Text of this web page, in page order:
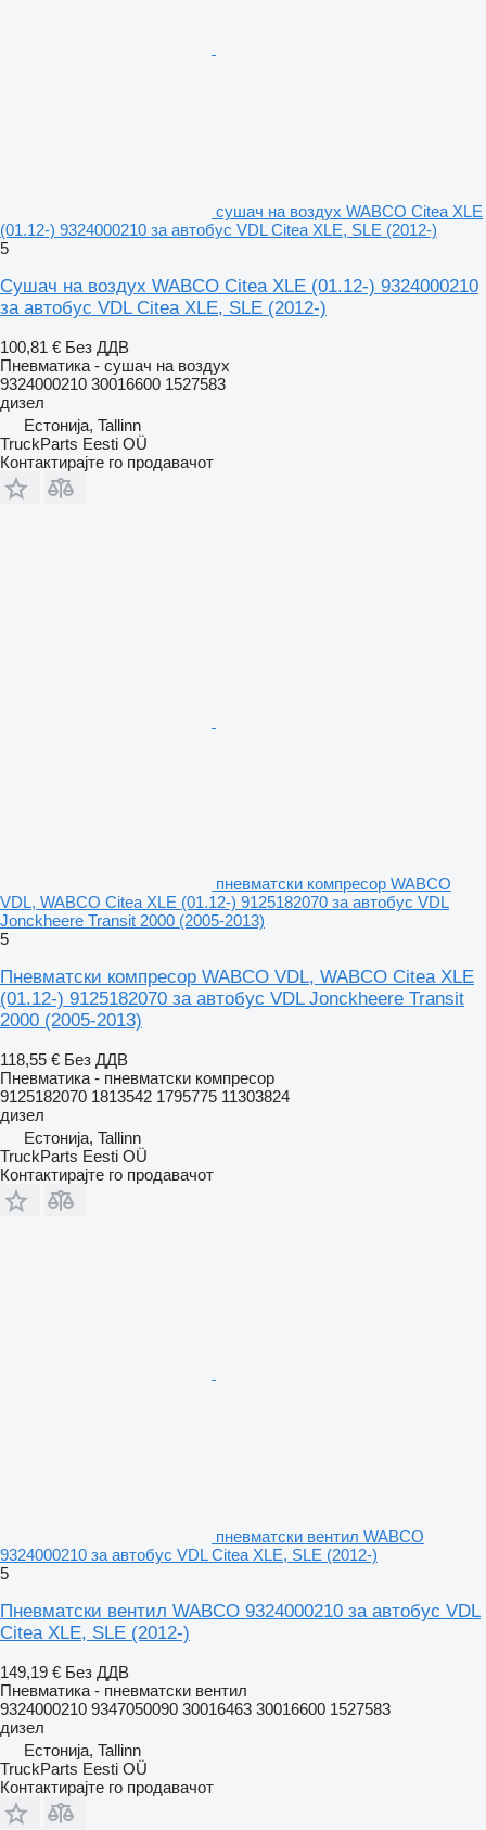
сушач на воздух WABCO Citea XLE
(01.12-) 9324000210 за автобус VDL Citea XLE, SLE (2012-)
5
Сушач на воздух WABCO Citea XLE (01.12-) 9324000210
за автобус VDL Citea XLE, SLE (2012-)
100,81 € Без ДДВ
Пневматика - сушач на воздух
9324000210 30016600 1527583
дизел
Естонија, Tallinn
TruckParts Eesti OÜ
Контактирајте го продавачот
пневматски компресор WABCO
VDL, WABCO Citea XLE (01.12-) 9125182070 за автобус VDL
Jonckheere Transit 2000 (2005-2013)
5
Пневматски компресор WABCO VDL, WABCO Citea XLE
(01.12-) 9125182070 за автобус VDL Jonckheere Transit
2000 (2005-2013)
118,55 € Без ДДВ
Пневматика - пневматски компресор
9125182070 1813542 1795775 11303824
дизел
Естонија, Tallinn
TruckParts Eesti OÜ
Контактирајте го продавачот
пневматски вентил WABCO
9324000210 за автобус VDL Citea XLE, SLE (2012-)
5
Пневматски вентил WABCO 9324000210 за автобус VDL
Citea XLE, SLE (2012-)
149,19 € Без ДДВ
Пневматика - пневматски вентил
9324000210 9347050090 30016463 30016600 1527583
дизел
Естонија, Tallinn
TruckParts Eesti OÜ
Контактирајте го продавачот